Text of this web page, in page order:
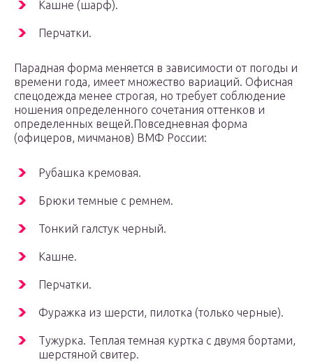
Кашне (шарф).
Перчатки.
Парадная форма меняется в зависимости от погоды и
времени года, имеет множество вариаций. Офисная
спецодежда менее строгая, но требует соблюдение
ношения определенного сочетания оттенков и
определенных вещей.Повседневная форма
(офицеров, мичманов) ВМФ России:
Рубашка кремовая.
Брюки темные с ремнем.
Тонкий галстук черный.
Кашне.
Перчатки.
Фуражка из шерсти, пилотка (только черные).
Тужурка. Теплая темная куртка с двумя бортами,
шерстяной свитер.